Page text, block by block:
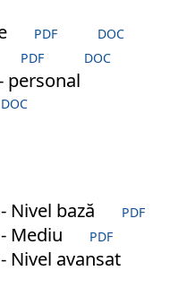
PDF DOC
PDF DOC
personal
DOC
Nivel bază PDF
Mediu PDF
Nivel avansat